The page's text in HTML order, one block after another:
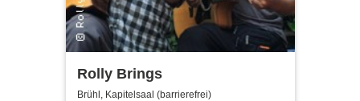
Rolly Brings
Brühl, Kapitelsaal (barrierefrei)